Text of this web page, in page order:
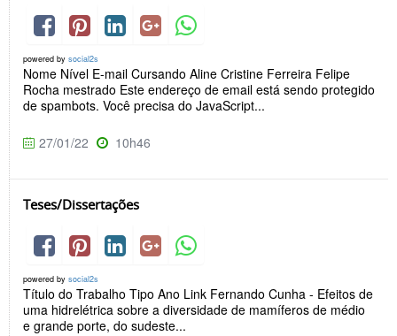
powered by social2s
Nome Nível E-mail Cursando Aline Cristine Ferreira Felipe
Rocha mestrado Este endereço de email está sendo protegido
de spambots. Você precisa do JavaScript...
27/01/22 10h46
Teses/Dissertações
powered by social2s
Título do Trabalho Tipo Ano Link Fernando Cunha - Efeitos de
uma hidrelétrica sobre a diversidade de mamíferos de médio
e grande porte, do sudeste...